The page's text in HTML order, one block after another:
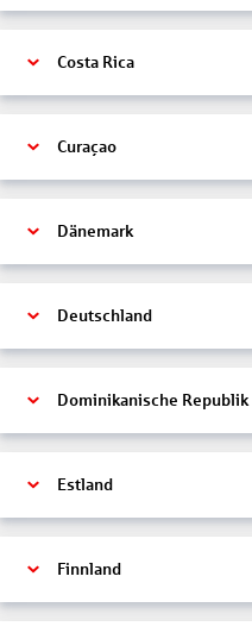
Costa Rica
Curaçao
Dänemark
Deutschland
Dominikanische Republik
Estland
Finnland